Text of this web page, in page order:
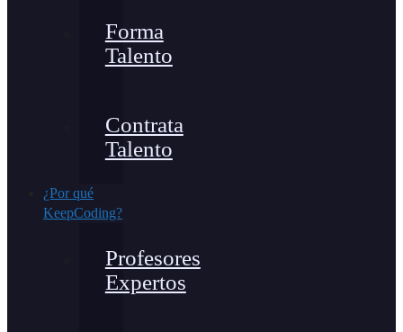
Forma
Talento
Contrata
Talento
¿Por qué
KeepCoding?
Profesores
Expertos